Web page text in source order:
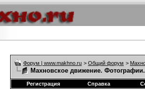
Форум | www.makhno.ru > Общий форум >
Махновское движение. Фотографии.
Регистрация Справка